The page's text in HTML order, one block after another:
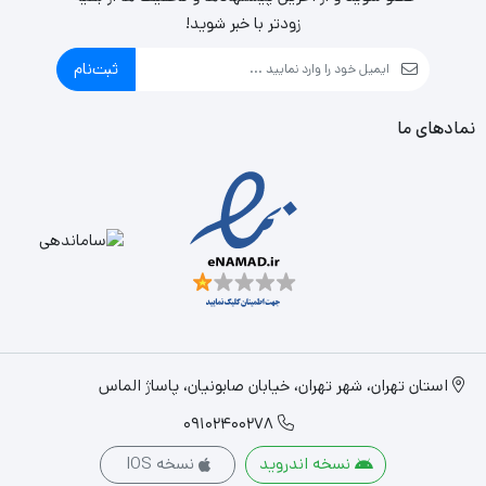
در کارخانه چینی زرین ایران تولید شده اند.
زودتر با خبر شوید!
ثبت‌نام
نمادهای ما
استان تهران، شهر تهران، خیابان صابونیان، پاساژ الماس
09102400278
نسخه اندروید
نسخه IOS